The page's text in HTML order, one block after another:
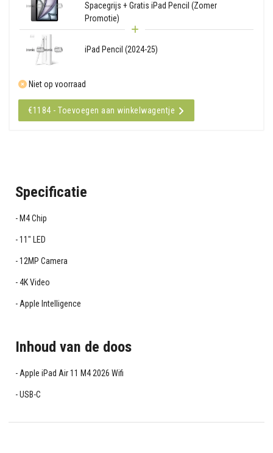
Spacegrijs + Gratis iPad Pencil (Zomer
Promotie)
iPad Pencil (2024-25)
Niet op voorraad
€1184 - Toevoegen aan winkelwagentje
Specificatie
M4 Chip
11" LED
12MP Camera
4K Video
Apple Intelligence
Inhoud van de doos
Apple iPad Air 11 M4 2026 Wifi
USB-C